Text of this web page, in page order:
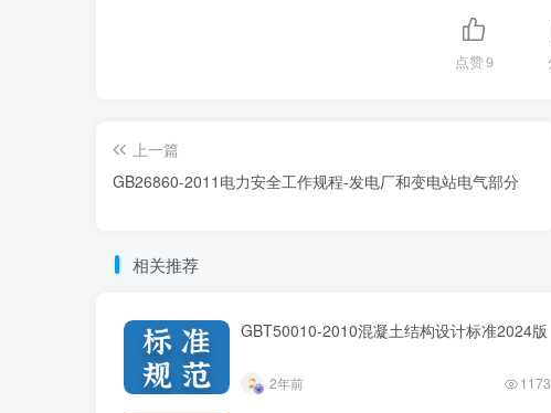
点赞9
上一篇
GB26860-2011电力安全工作规程-发电厂和变电站电气部分
相关推荐
GBT50010-2010混凝土结构设计标准2024版
2年前 1173